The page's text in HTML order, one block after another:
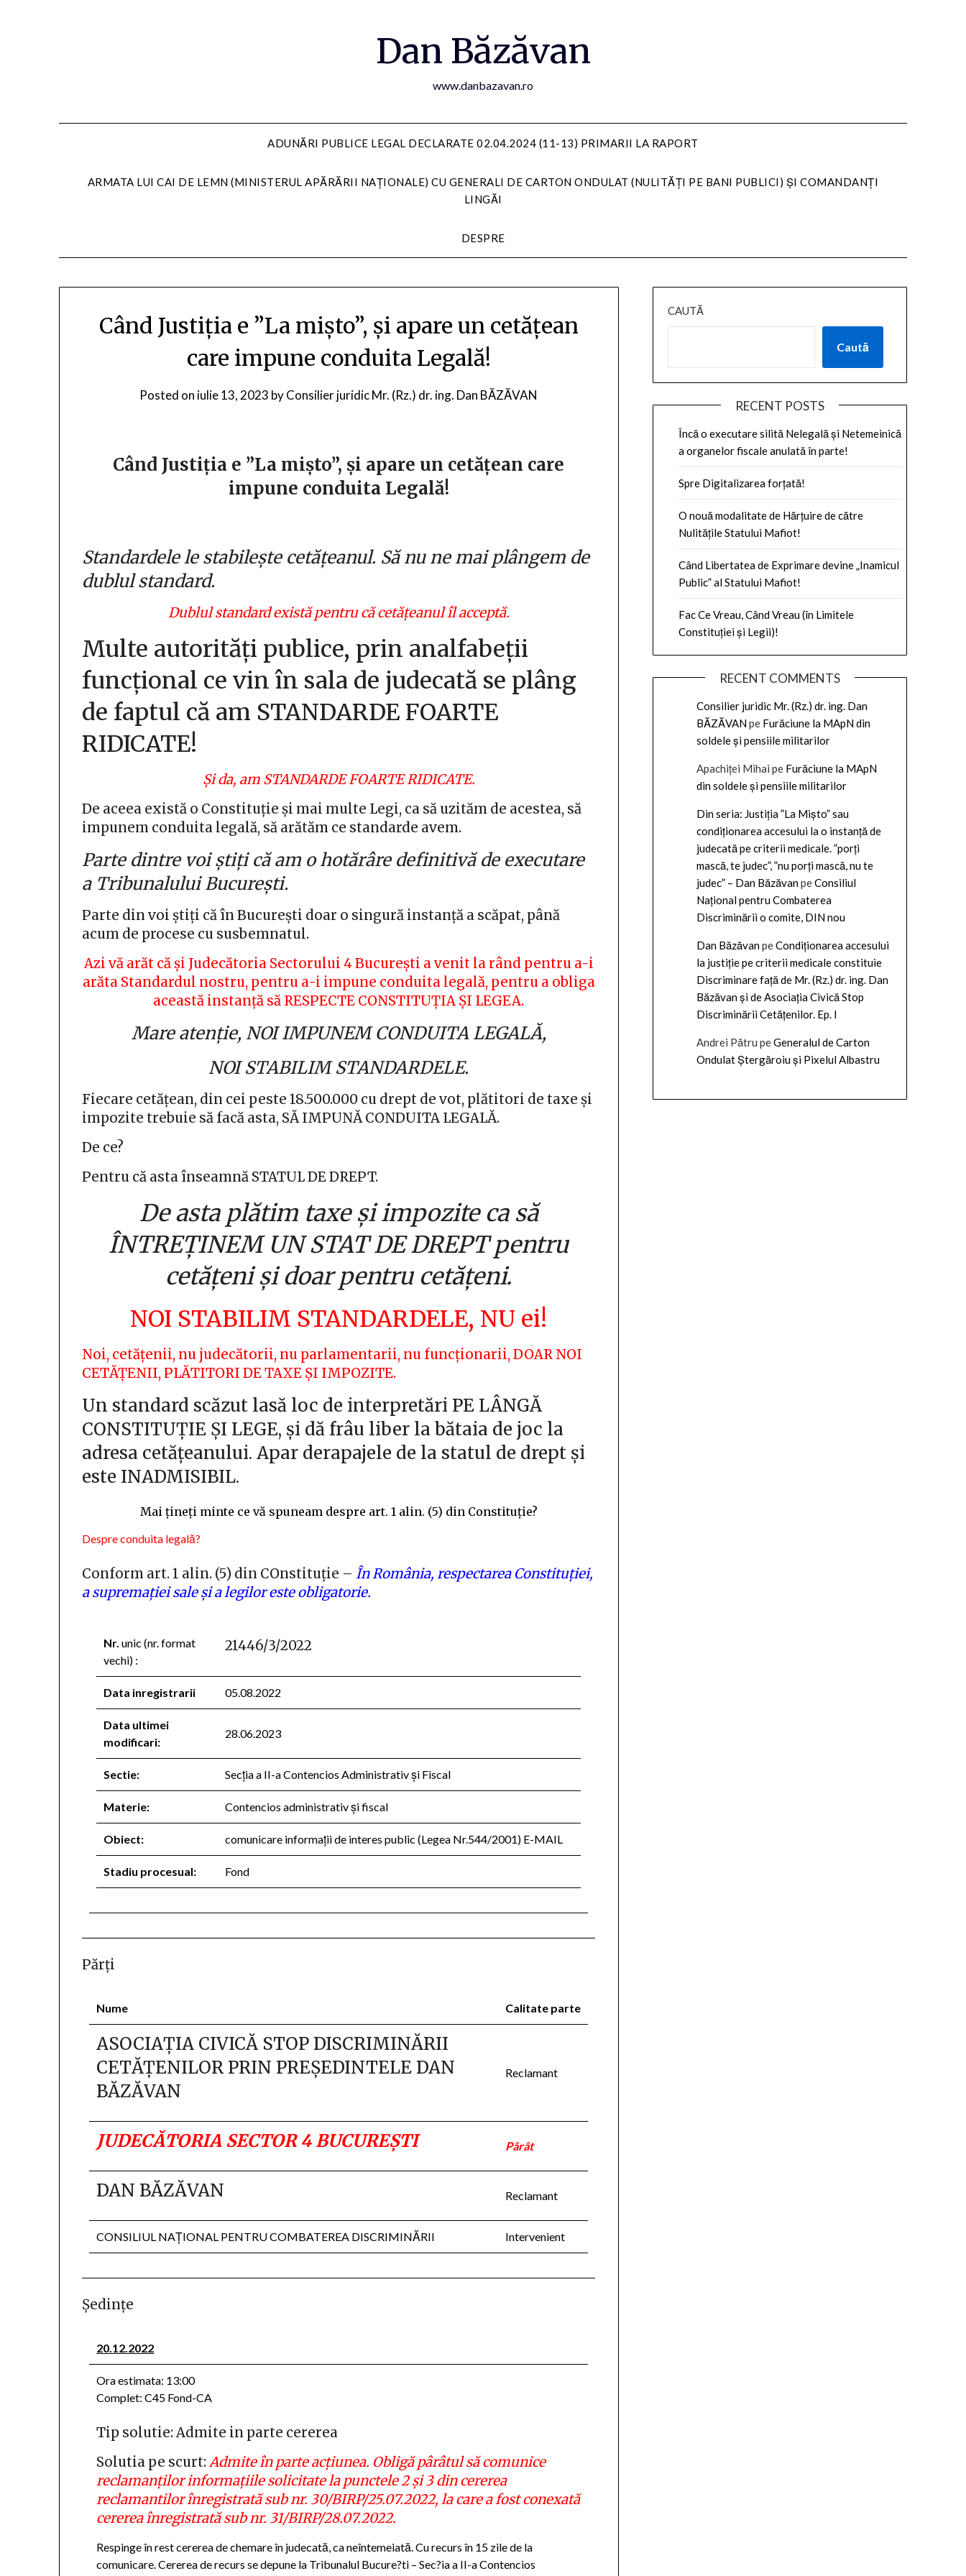
Dan Băzăvan
www.danbazavan.ro
ADUNĂRI PUBLICE LEGAL DECLARATE 02.04.2024 (11-13) PRIMARII LA RAPORT
ARMATA LUI CAI DE LEMN (MINISTERUL APĂRĂRII NAȚIONALE) CU GENERALI DE CARTON ONDULAT (NULITĂȚI PE BANI PUBLICI) ȘI COMANDANȚI
LINGĂI
DESPRE
Când Justiția e ”La mișto”, și apare un cetățean
care impune conduita Legală!
Posted on iulie 13, 2023 byConsilier juridic Mr. (Rz.) dr. ing. Dan BĂZĂVAN
Când Justiția e ”La mișto”, și apare un cetățean care
impune conduita Legală!
Standardele le stabilește cetățeanul. Să nu ne mai plângem de
dublul standard.
Dublul standard există pentru că cetățeanul îl acceptă.
Multe autorități publice, prin analfabeții
funcțional ce vin în sala de judecată se plâng
de faptul că am STANDARDE FOARTE
RIDICATE!
Și da, am STANDARDE FOARTE RIDICATE.
De aceea există o Constituție și mai multe Legi, ca să uzităm de acestea, să
impunem conduita legală, să arătăm ce standarde avem.
Parte dintre voi știți că am o hotărâre definitivă de executare
a Tribunalului București.
Parte din voi știți că în București doar o singură instanță a scăpat, până
acum de procese cu susbemnatul.
Azi vă arăt că și Judecătoria Sectorului 4 București a venit la rând pentru a-i
arăta Standardul nostru, pentru a-i impune conduita legală, pentru a obliga
această instanță să RESPECTE CONSTITUȚIA ȘI LEGEA.
Mare atenție, NOI IMPUNEM CONDUITA LEGALĂ,
NOI STABILIM STANDARDELE.
Fiecare cetățean, din cei peste 18.500.000 cu drept de vot, plătitori de taxe și
impozite trebuie să facă asta, SĂ IMPUNĂ CONDUITA LEGALĂ.
De ce?
Pentru că asta înseamnă STATUL DE DREPT.
De asta plătim taxe și impozite ca să
ÎNTREȚINEM UN STAT DE DREPT pentru
cetățeni și doar pentru cetățeni.
NOI STABILIM STANDARDELE, NU ei!
Noi, cetățenii, nu judecătorii, nu parlamentarii, nu funcționarii, DOAR NOI
CETĂȚENII, PLĂTITORI DE TAXE ȘI IMPOZITE.
Un standard scăzut lasă loc de interpretări PE LÂNGĂ
CONSTITUȚIE ȘI LEGE, și dă frâu liber la bătaia de joc la
adresa cetățeanului. Apar derapajele de la statul de drept și
este INADMISIBIL.
Mai țineți minte ce vă spuneam despre art. 1 alin. (5) din Constituție?
Despre conduita legală?
Conform art. 1 alin. (5) din COnstituție –În România, respectarea Constituției,
a supremației sale și a legilor este obligatorie.
Nr. unic (nr. format
vechi) :
21446/3/2022
Data inregistrarii 05.08.2022
Data ultimei
modificari:
28.06.2023
Sectie: Secţia a II-a Contencios Administrativ şi Fiscal
Materie: Contencios administrativ şi fiscal
Obiect: comunicare informaţii de interes public (Legea Nr.544/2001) E-MAIL
Stadiu procesual: Fond
Părţi
Nume Calitate parte
ASOCIAŢIA CIVICĂ STOP DISCRIMINĂRII
CETĂŢENILOR PRIN PREŞEDINTELE DAN
BĂZĂVAN
Reclamant
JUDECĂTORIA SECTOR 4 BUCUREŞTI Pârât
DAN BĂZĂVAN Reclamant
CONSILIUL NAŢIONAL PENTRU COMBATEREA DISCRIMINĂRII Intervenient
Şedinţe
20.12.2022
Ora estimata: 13:00
Complet: C45 Fond-CA
Tip solutie: Admite in parte cererea
Solutia pe scurt:Admite în parte acţiunea. Obligă pârâtul să comunice
reclamanţilor informațiile solicitate la punctele 2 şi 3 din cererea
reclamantilor înregistrată sub nr. 30/BIRP/25.07.2022, la care a fost conexată
cererea înregistrată sub nr. 31/BIRP/28.07.2022.
Respinge în rest cererea de chemare în judecată, ca neîntemeiată. Cu recurs în 15 zile de la
comunicare. Cererea de recurs se depune la Tribunalul Bucure?ti – Sec?ia a II-a Contencios
CAUTĂ
Caută
RECENT POSTS
Încă o executare silită Nelegală și Netemeinică
a organelor fiscale anulată în parte!
Spre Digitalizarea forțată!
O nouă modalitate de Hărțuire de către
Nulitățile Statului Mafiot!
Când Libertatea de Exprimare devine „Inamicul
Public” al Statului Mafiot!
Fac Ce Vreau, Când Vreau (în Limitele
Constituției și Legii)!
RECENT COMMENTS
Consilier juridic Mr. (Rz.) dr. ing. Dan
BĂZĂVANpe Furăciune la MApN din
soldele și pensiile militarilor
Apachiței Mihai pe Furăciune la MApN
din soldele și pensiile militarilor
Din seria: Justiția ”La Mișto” sau
condiționarea accesului la o instanță de
judecată pe criterii medicale. ”porți
mască, te judec”, ”nu porți mască, nu te
judec” – Dan BăzăvanpeConsiliul
Național pentru Combaterea
Discriminării o comite, DIN nou
Dan BăzăvanpeCondiționarea accesului
la justiție pe criterii medicale constituie
Discriminare față de Mr. (Rz.) dr. ing. Dan
Băzăvan și de Asociația Civică Stop
Discriminării Cetățenilor. Ep. I
Andrei Pătru peGeneralul de Carton
Ondulat Ștergăroiu și Pixelul Albastru